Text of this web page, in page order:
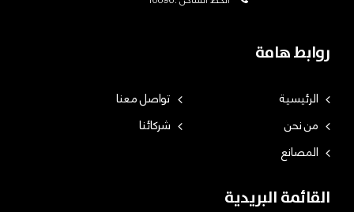
روابط هامة
الرئيسية
تواصل معنا
من نحن
شركائنا
المصانع
القائمة البريدية